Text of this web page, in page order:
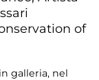
of
galleria, nel